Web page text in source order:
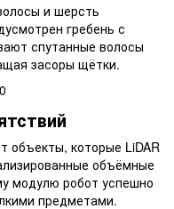
и шерсть
гребень с
спутанные волосы
засоры щётки.
объекты, которые LiDAR
объёмные
модулю робот успешно
предметами.